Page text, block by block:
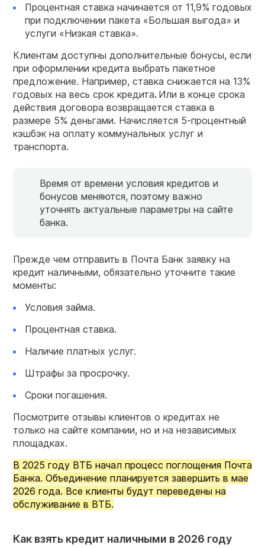
Процентная ставка начинается от 11,9% годовых
при подключении пакета «Большая выгода» и
услуги «Низкая ставка».
Клиентам доступны дополнительные бонусы, если
при оформлении кредита выбрать пакетное
предложение. Например, ставка снижается на 13%
годовых на весь срок кредита. Или в конце срока
действия договора возвращается ставка в
размере 5% деньгами. Начисляется 5-процентный
кэшбэк на оплату коммунальных услуг и
транспорта.
Время от времени условия кредитов и
бонусов меняются, поэтому важно
уточнять актуальные параметры на сайте
банка.
Прежде чем отправить в Почта Банк заявку на
кредит наличными, обязательно уточните такие
моменты:
Условия займа.
Процентная ставка.
Наличие платных услуг.
Штрафы за просрочку.
Сроки погашения.
Посмотрите отзывы клиентов о кредитах не
только на сайте компании, но и на независимых
площадках.
В 2025 году ВТБ начал процесс поглощения Почта
Банка. Объединение планируется завершить в мае
2026 года. Все клиенты будут переведены на
обслуживание в ВТБ.
Как взять кредит наличными в 2026 году